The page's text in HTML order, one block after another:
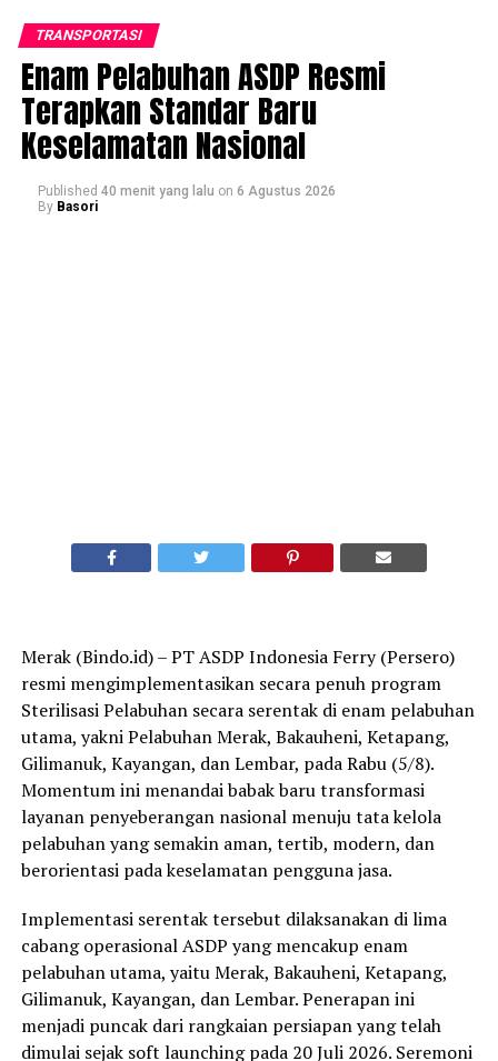
TRANSPORTASI
Enam Pelabuhan ASDP Resmi
Terapkan Standar Baru
Keselamatan Nasional
Published 40 menit yang lalu on 6 Agustus 2026
By Basori
Merak (Bindo.id) – PT ASDP Indonesia Ferry (Persero)
resmi mengimplementasikan secara penuh program
Sterilisasi Pelabuhan secara serentak di enam pelabuhan
utama, yakni Pelabuhan Merak, Bakauheni, Ketapang,
Gilimanuk, Kayangan, dan Lembar, pada Rabu (5/8).
Momentum ini menandai babak baru transformasi
layanan penyeberangan nasional menuju tata kelola
pelabuhan yang semakin aman, tertib, modern, dan
berorientasi pada keselamatan pengguna jasa.
Implementasi serentak tersebut dilaksanakan di lima
cabang operasional ASDP yang mencakup enam
pelabuhan utama, yaitu Merak, Bakauheni, Ketapang,
Gilimanuk, Kayangan, dan Lembar. Penerapan ini
menjadi puncak dari rangkaian persiapan yang telah
dimulai sejak soft launching pada 20 Juli 2026. Seremoni